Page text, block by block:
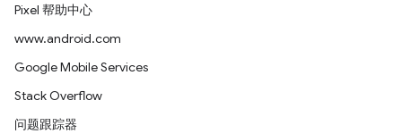
Pixel 帮助中心
www.android.com
Google Mobile Services
Stack Overflow
问题跟踪器